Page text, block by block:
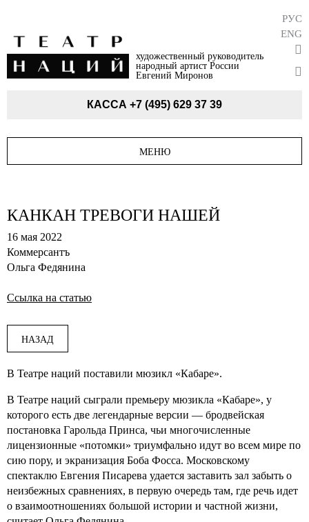
художественный руководитель
народный артист России
Евгений Миронов
РУС
ENG
КАССА +7 (495) 629 37 39
МЕНЮ
КАНКАН ТРЕВОГИ НАШЕЙ
16 мая 2022
Коммерсантъ
Ольга Федянина
Ссылка на статью
НАЗАД
В Театре наций поставили мюзикл «Кабаре».
В Театре наций сыграли премьеру мюзикла «Кабаре», у
которого есть две легендарные версии — бродвейская
постановка Гарольда Принса, чьи многочисленные
лицензионные «потомки» триумфально идут во всем мире по
сию пору, и экранизация Боба Фосса. Московскому
спектаклю Евгения Писарева удается заставить зал забыть о
неизбежных сравнениях, в первую очередь там, где речь идет
о взаимоотношениях большой истории и частной жизни,